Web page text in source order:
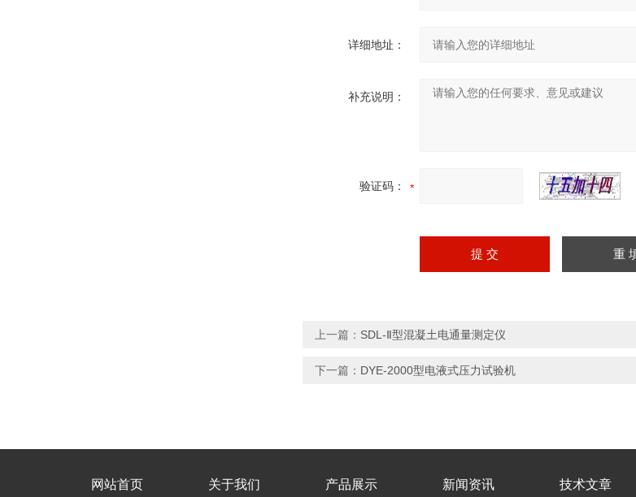
详细地址：
补充说明：
验证码：
上一篇： SDL-Ⅱ型混凝土电通量测定仪
下一篇： DYE-2000型电液式压力试验机
网站首页 关于我们 产品展示 新闻资讯 技术文章